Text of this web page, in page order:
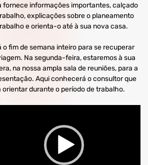
fornece informações importantes, calçado
explicações sobre o planeamento
e orienta-o até à sua nova casa.
o fim de semana inteiro para se recuperar
Na segunda-feira, estaremos à sua
na nossa ampla sala de reuniões, para a
Aqui conhecerá o consultor que
orientar durante o período de trabalho.